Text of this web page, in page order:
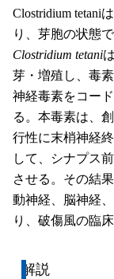
Clostridium tetani
り、芽胞の状態
Clostridium tetani
芽・増殖し、毒素
神経毒素をコー
る。本毒素は、
行性に末梢神経
して、シナプス
させる。その結
動神経、脳神経
り、破傷風の臨
解説